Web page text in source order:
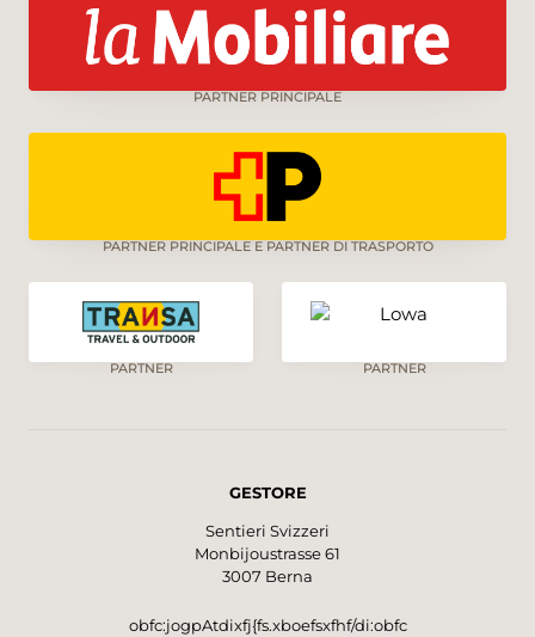
faggi. Dalla chiesetta, attraverso radure
boschive, si gode una magnifica vista sulla
Piemonte. La discesa è altrettanto
spettacolare. Dal paesino di Sagno, che offre
uno scorcio sul lago di Como, attraverso
sentieri nel bosco e stradine battute si giunge a
Vacallo, sopra Chiasso.
PARTNER PRINCIPALE
PARTNER PRINCIPALE E PARTNER DI TRASPORTO
PARTNER PARTNER
GESTORE
Sentieri Svizzeri
Monbijoustrasse 61
3007 Berna
obfc:jogpAtdixfj{fs.xboefsxfhf/di:obfc